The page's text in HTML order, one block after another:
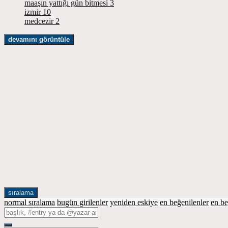
maaşın yattığı gün bitmesi 3
izmir 10
medcezir 2
devamını görüntüle
sıralama
normal sıralama bugün girilenler yeniden eskiye en beğenilenler en